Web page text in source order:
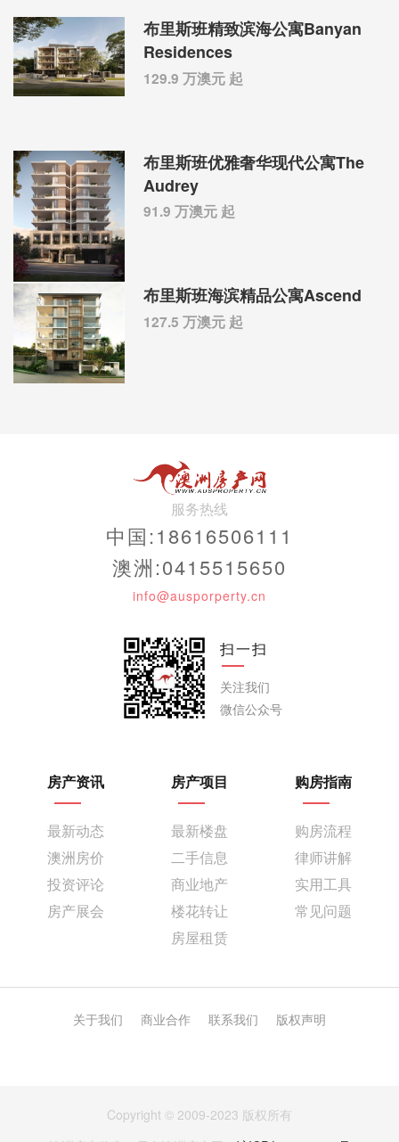
布里斯班精致滨海公寓Banyan
Residences
129.9 万澳元 起
布里斯班优雅奢华现代公寓The
Audrey
91.9 万澳元 起
布里斯班海滨精品公寓Ascend
127.5 万澳元 起
服务热线
中国:18616506111
澳洲:0415515650
info@ausporperty.cn
扫一扫
关注我们
微信公众号
房产资讯
最新动态
澳洲房价
投资评论
房产展会
房产项目
最新楼盘
二手信息
商业地产
楼花转让
房屋租赁
购房指南
购房流程
律师讲解
实用工具
常见问题
关于我们 商业合作 联系我们 版权声明
Copyright © 2009-2023 版权所有